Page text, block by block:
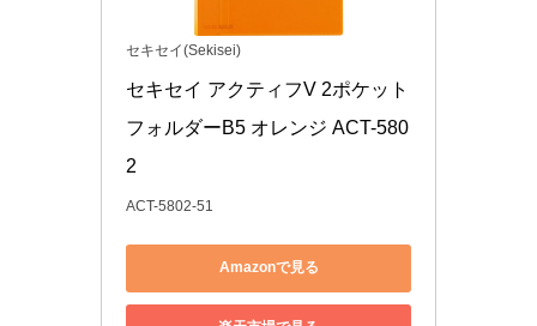
セキセイ(Sekisei)
セキセイ アクティフV 2ポケット
フォルダーB5 オレンジ ACT-580
2
ACT-5802-51
Amazonで見る